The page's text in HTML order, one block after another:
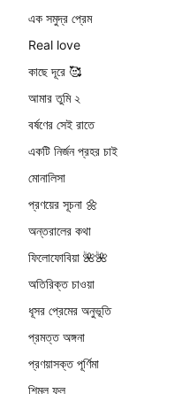
এক সমুদ্র প্রেম
Real love
কাছে দূরে 🥰
আমার তুমি ২
বর্ষণের সেই রাতে
একটি নির্জন প্রহর চাই
মোনালিসা
প্রণয়ের সূচনা 🌼
অন্তরালের কথা
ফিলোফোবিয়া 🌺🌺
অতিরিক্ত চাওয়া
ধূসর প্রেমের অনুভূতি
প্রমত্ত অঙ্গনা
প্রণয়াসক্ত পূর্ণিমা
শিমুল ফুল